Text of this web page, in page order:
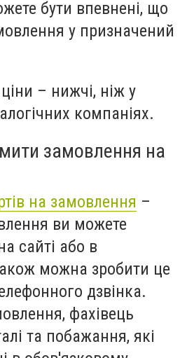
бути впевнені, що
у призначений
– нижчі, ніж у
компаніях.
замовлення на
на замовлення –
ви можете
сайті або в
можна зробити це
дзвінка.
фахівець
та побажання, які